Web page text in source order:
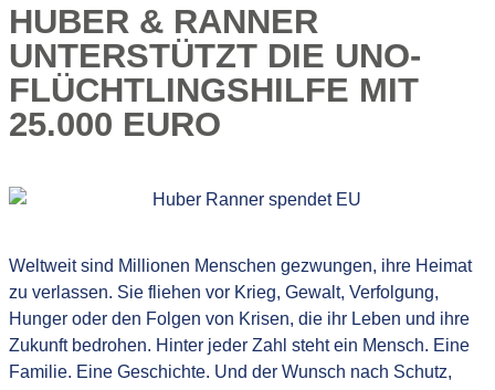
HUBER & RANNER
UNTERSTÜTZT DIE UNO-
FLÜCHTLINGSHILFE MIT
25.000 EURO
Weltweit sind Millionen Menschen gezwungen, ihre Heimat
zu verlassen. Sie fliehen vor Krieg, Gewalt, Verfolgung,
Hunger oder den Folgen von Krisen, die ihr Leben und ihre
Zukunft bedrohen. Hinter jeder Zahl steht ein Mensch. Eine
Familie. Eine Geschichte. Und der Wunsch nach Schutz,